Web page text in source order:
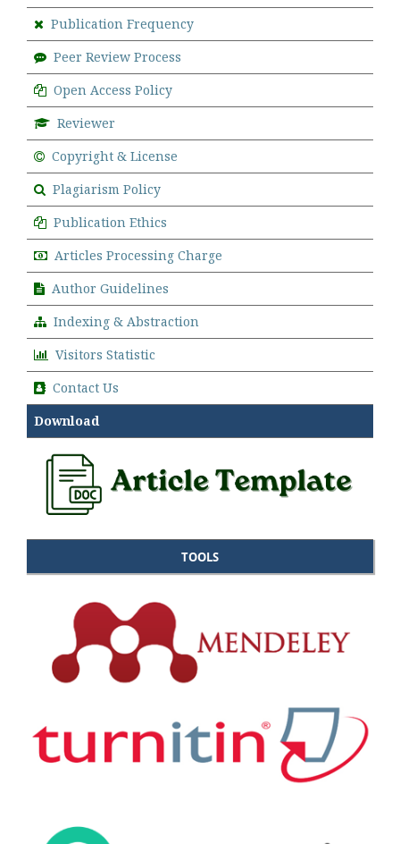
Publication Frequency
Peer Review Process
Open Access Policy
Reviewer
Copyright & License
Plagiarism Policy
Publication Ethics
Articles Processing Charge
Author Guidelines
Indexing & Abstraction
Visitors Statistic
Contact Us
Download
TOOLS